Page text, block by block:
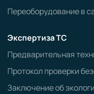
Переоборудование в
Экспертиза ТС
Предварительная
Протокол проверки
Заключение об